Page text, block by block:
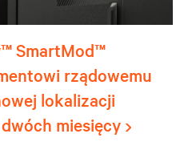
SmartMod™
rządowemu
lokalizacji
miesięcy